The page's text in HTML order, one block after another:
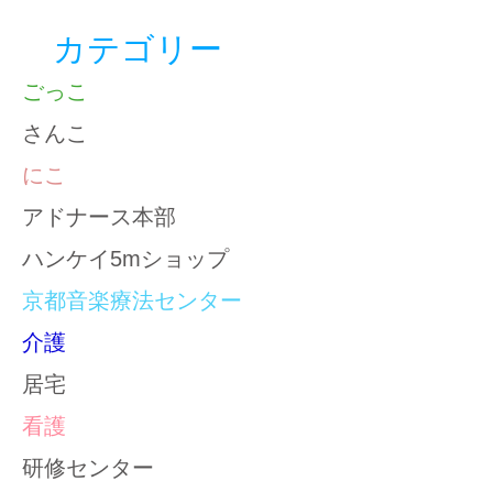
カテゴリー
ごっこ
さんこ
にこ
アドナース本部
ハンケイ5mショップ
京都音楽療法センター
介護
居宅
看護
研修センター